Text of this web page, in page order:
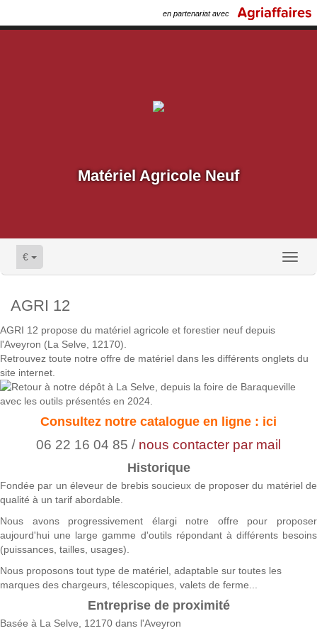
en partenariat avec
Matériel Agricole Neuf
€
AGRI 12
AGRI 12 propose du matériel agricole et forestier neuf depuis
l'Aveyron (La Selve, 12170).
Retrouvez toute notre offre de matériel dans les différents onglets du
site internet.
Consultez notre catalogue en ligne : ici
06 22 16 04 85 / nous contacter par mail
Historique
Fondée par un éleveur de brebis soucieux de proposer du matériel de
qualité à un tarif abordable.
Nous avons progressivement élargi notre offre pour proposer
aujourd'hui une large gamme d'outils répondant à différents besoins
(puissances, tailles, usages).
Nous proposons tout type de matériel, adaptable sur toutes les
marques des chargeurs, télescopiques, valets de ferme...
Entreprise de proximité
Basée à La Selve, 12170 dans l'Aveyron